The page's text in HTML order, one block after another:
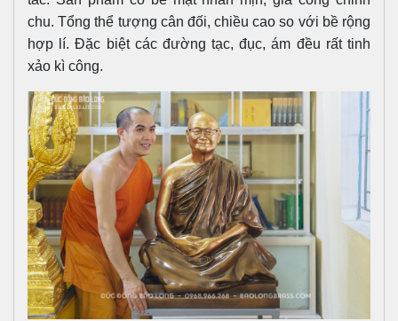
chu. Tổng thể tượng cân đối, chiều cao so với bề rộng
hợp lí. Đặc biệt các đường tạc, đục, ám đều rất tinh
xảo kì công.